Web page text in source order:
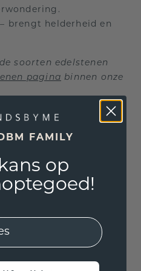
– brengt helderheid en
soorten edelstenen
pagina binnen onze
EEN
JE
EEN
: uw
FAMILY
op